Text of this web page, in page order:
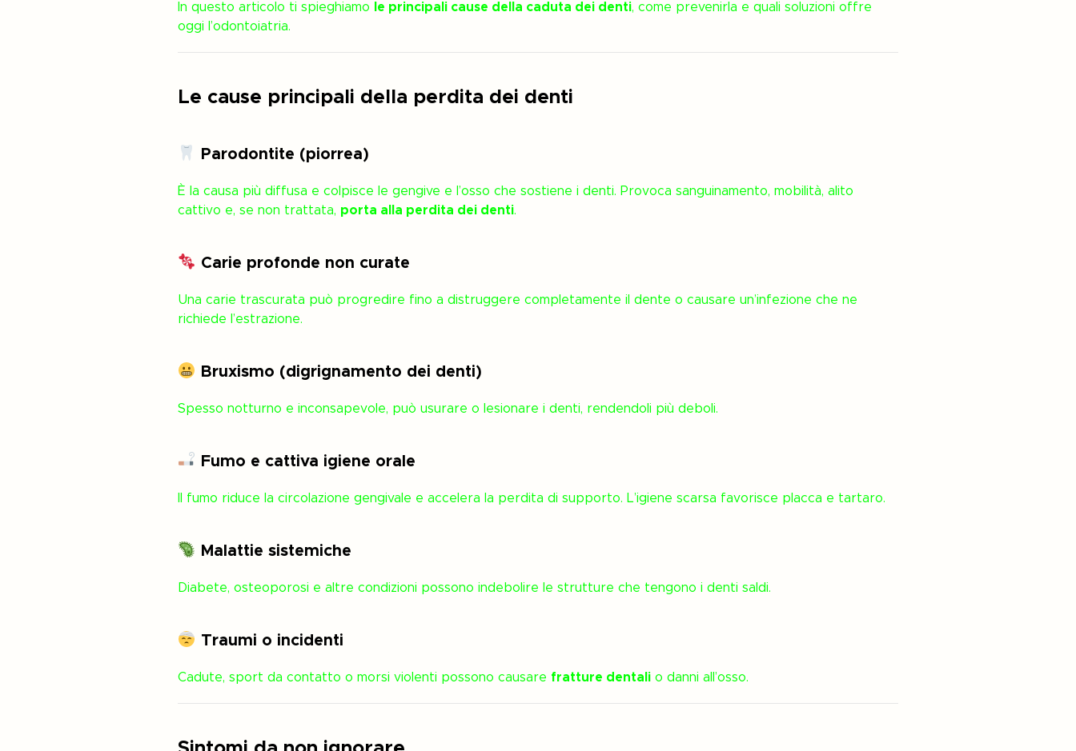
In questo articolo ti spieghiamo le principali cause della caduta dei denti, come prevenirla e quali soluzioni offre
oggi l’odontoiatria.
Le cause principali della perdita dei denti
Parodontite (piorrea)
È la causa più diffusa e colpisce le gengive e l’osso che sostiene i denti. Provoca sanguinamento, mobilità, alito
cattivo e, se non trattata, porta alla perdita dei denti.
Carie profonde non curate
Una carie trascurata può progredire fino a distruggere completamente il dente o causare un’infezione che ne
richiede l’estrazione.
Bruxismo (digrignamento dei denti)
Spesso notturno e inconsapevole, può usurare o lesionare i denti, rendendoli più deboli.
Fumo e cattiva igiene orale
Il fumo riduce la circolazione gengivale e accelera la perdita di supporto. L’igiene scarsa favorisce placca e tartaro.
Malattie sistemiche
Diabete, osteoporosi e altre condizioni possono indebolire le strutture che tengono i denti saldi.
Traumi o incidenti
Cadute, sport da contatto o morsi violenti possono causare fratture dentali o danni all’osso.